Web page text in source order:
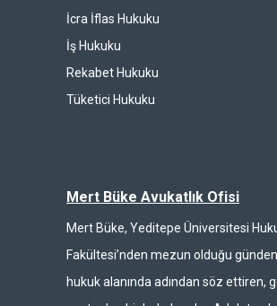
İcra İflas Hukuku
İş Hukuku
Rekabet Hukuku
Tüketici Hukuku
Mert Büke Avukatlık Ofisi
Mert Büke, Yeditepe Üniversitesi
Fakültesi’nden mezun olduğu
hukuk alanında adından söz ettiren,